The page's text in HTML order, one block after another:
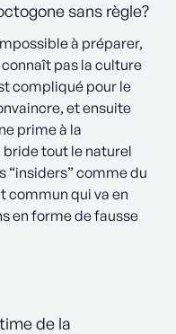
sans règle?
à préparer,
pas la culture
compliqué pour le
et ensuite
prime à la
tout le naturel
“insiders” comme du
commun qui va en
en forme de fausse
de la